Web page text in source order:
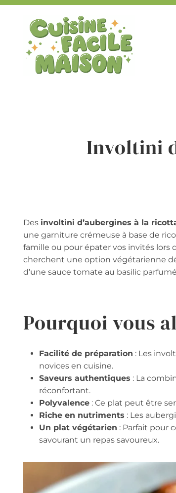
Aller
contenu
Involtini
Des involtini d’aubergines à la
une garniture crémeuse à base de
famille ou pour épater vos invités lors
cherchent une option végétarienne
d’une sauce tomate au basilic
Pourquoi vous
Facilité de préparation : Les
novices en cuisine.
Saveurs authentiques : La
réconfortant.
Polyvalence : Ce plat peut être
Riche en nutriments : Les
Un plat végétarien : Parfait pour
savourant un repas savoureux.